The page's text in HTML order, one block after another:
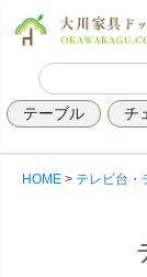
テーブル チ
HOME テレビ台・